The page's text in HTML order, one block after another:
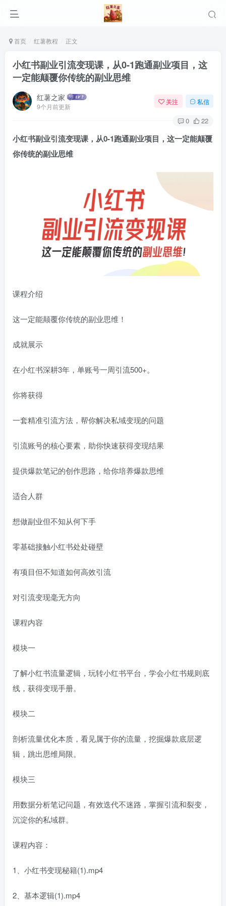
首页 红薯教程 正文
小红书副业引流变现课，从0-1跑通副业项目，这
一定能颠覆你传统的副业思维
红薯之家
9个月前更新
关注 私信
0 22
小红书副业引流变现课，从0-1跑通副业项目，这一定能颠覆
你传统的副业思维
课程介绍
这一定能颠覆你传统的副业思维！
成就展示
在小红书深耕3年，单账号一周引流500+。
你将获得
一套精准引流方法，帮你解决私域变现的问题
引流账号的核心要素，助你快速获得变现结果
提供爆款笔记的创作思路，给你培养爆款思维
适合人群
想做副业但不知从何下手
零基础接触小红书处处碰壁
有项目但不知道如何高效引流
对引流变现毫无方向
课程内容
模块一
了解小红书流量逻辑，玩转小红书平台，学会小红书规则底
线，获得变现手册。
模块二
剖析流量优化本质，看见属于你的流量，挖掘爆款底层逻
辑，跳出思维局限。
模块三
用数据分析笔记问题，有效迭代不迷路，掌握引流和裂变，
沉淀你的私域群。
课程内容：
1、小红书变现秘籍(1).mp4
2、基本逻辑(1).mp4